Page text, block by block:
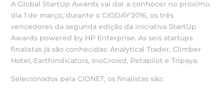
A Global StartUp Awards vai dar a conhecer no próximo
dia 1 de março, durante o CIODAY’2016, os três
vencedores da segunda edição da iniciativa StartUp
Awards powered by HP Enterprise. As seis startups
finalistas já são conhecidas: Analytical Trader, Climber
Hotel, Earthindicators, InoCrowd, Petapilot e Tripaya.
Selecionados pela CIONET, os finalistas são: